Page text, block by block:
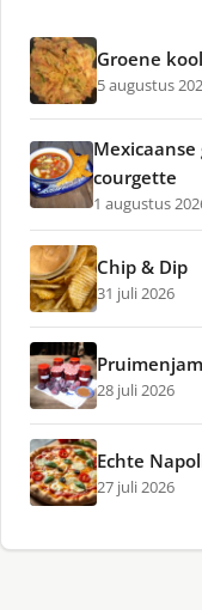
Groene
5 augustus
courgette
1 augustus
Chip & Dip
31 juli 2026
28 juli 2026
Echte
27 juli 2026